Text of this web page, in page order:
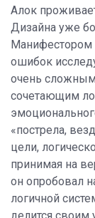
Алок
Дизайна уже
Манифестором
ошибок
очень
сочетающим
«пострела,
цели,
принимая на
он опробовал
логичной